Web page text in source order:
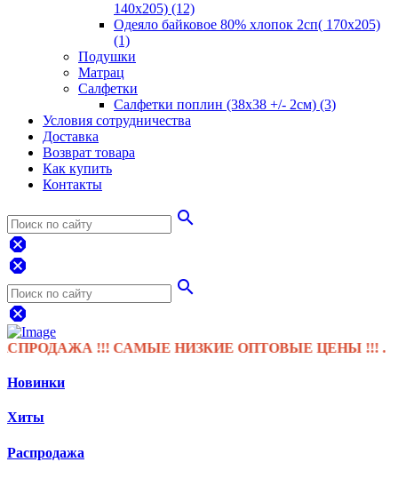
140х205) (12)
Одеяло байковое 80% хлопок 2сп( 170х205)
(1)
Подушки
Матрац
Салфетки
Салфетки поплин (38х38 +/- 2см) (3)
Условия сотрудничества
Доставка
Возврат товара
Как купить
Контакты
search
dangerous
dangerous
search
dangerous
!!! САМЫЕ НИЗКИЕ ОПТОВЫЕ ЦЕНЫ !!! .
Новинки
Хиты
Распродажа